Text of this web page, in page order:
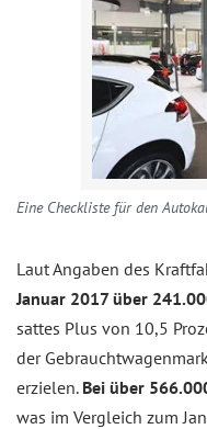
Eine Checkliste für den
Laut Angaben des
Januar 2017 über
sattes Plus von 10,5
der
erzielen. Bei über
was im Vergleich zum